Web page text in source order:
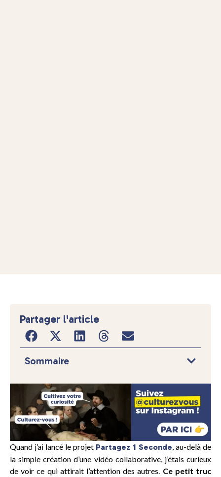
Quand j’ai lancé le projet Partagez 1 Seconde, au-delà de
la simple création d’une vidéo collaborative, j’étais curieux
de voir ce qui attirait l’attention des autres. Ce petit truc
Partager l'article
Sommaire